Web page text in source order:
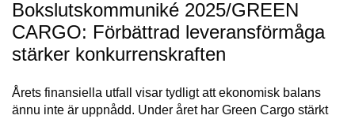
Bokslutskommuniké 2025/GREEN
CARGO: Förbättrad leveransförmåga
stärker konkurrenskraften
Årets finansiella utfall visar tydligt att ekonomisk balans
ännu inte är uppnådd. Under året har Green Cargo stärkt